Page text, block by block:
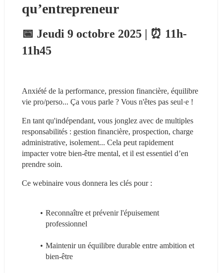
qu’entrepreneur
📅 Jeudi 9 octobre 2025 | ⏰ 11h-
11h45
Anxiété de la performance, pression financière, équilibre
vie pro/perso... Ça vous parle ? Vous n'êtes pas seul·e !
En tant qu'indépendant, vous jonglez avec de multiples
responsabilités : gestion financière, prospection, charge
administrative, isolement... Cela peut rapidement
impacter votre bien-être mental, et il est essentiel d’en
prendre soin.
Ce webinaire vous donnera les clés pour :
Reconnaître et prévenir l'épuisement
professionnel
Maintenir un équilibre durable entre ambition et
bien-être